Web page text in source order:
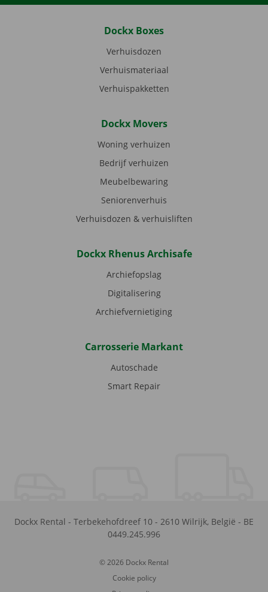
Dockx Boxes
Verhuisdozen
Verhuismateriaal
Verhuispakketten
Dockx Movers
Woning verhuizen
Bedrijf verhuizen
Meubelbewaring
Seniorenverhuis
Verhuisdozen & verhuisliften
Dockx Rhenus Archisafe
Archiefopslag
Digitalisering
Archiefvernietiging
Carrosserie Markant
Autoschade
Smart Repair
Dockx Rental - Terbekehofdreef 10 - 2610 Wilrijk, België - BE
0449.245.996
© 2026 Dockx Rental
Cookie policy